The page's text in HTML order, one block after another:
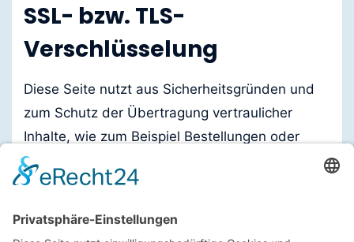
SSL- bzw. TLS-
Verschlüsselung
Diese Seite nutzt aus Sicherheitsgründen und
zum Schutz der Übertragung vertraulicher
Inhalte, wie zum Beispiel Bestellungen oder
Anfragen, die Sie an uns als Seitenbetreiber
senden, eine SSL- bzw. TLS-Verschlüsselung.
daran, dass die Adresszeile des Browsers von